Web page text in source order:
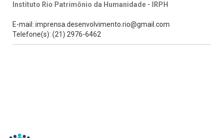
Instituto Rio Patrimônio da Humanidade - IRPH
E-mail: imprensa.desenvolvimento.rio@gmail.com
Telefone(s): (21) 2976-6462